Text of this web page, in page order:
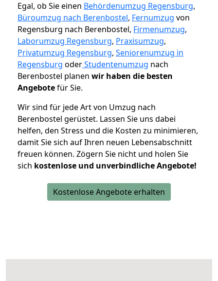
Egal, ob Sie einen Behördenumzug Regensburg,
Büroumzug nach Berenbostel, Fernumzug von
Regensburg nach Berenbostel, Firmenumzug,
Laborumzug Regensburg, Praxisumzug,
Privatumzug Regensburg, Seniorenumzug in
Regensburg oderStudentenumzug nach
Berenbostel planen wir haben die besten
Angebotefür Sie.
Wir sind für jede Art von Umzug nach
Berenbostel gerüstet. Lassen Sie uns dabei
helfen, den Stress und die Kosten zu minimieren,
damit Sie sich auf Ihren neuen Lebensabschnitt
freuen können. Zögern Sie nicht und holen Sie
sich kostenlose und unverbindliche Angebote!
Kostenlose Angebote erhalten